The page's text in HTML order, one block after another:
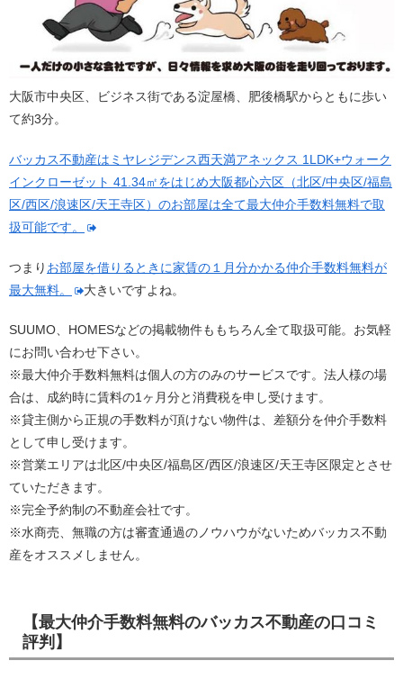
大阪市中央区、ビジネス街である淀屋橋、肥後橋駅からともに歩い
て約3分。
バッカス不動産はミヤレジデンス西天満アネックス 1LDK+ウォーク
インクローゼット 41.34㎡をはじめ大阪都心六区（北区/中央区/福島
区/西区/浪速区/天王寺区）のお部屋は全て最大仲介手数料無料で取
扱可能です。
つまり お部屋を借りるときに家賃の１月分かかる仲介手数料無料が
最大無料。
大きいですよね。
SUUMO、HOMESなどの掲載物件ももちろん全て取扱可能。お気軽
にお問い合わせ下さい。
※最大仲介手数料無料は個人の方のみのサービスです。法人様の場
合は、成約時に賃料の1ヶ月分と消費税を申し受けます。
※貸主側から正規の手数料が頂けない物件は、差額分を仲介手数料
として申し受けます。
※営業エリアは北区/中央区/福島区/西区/浪速区/天王寺区限定とさせ
ていただきます。
※完全予約制の不動産会社です。
※水商売、無職の方は審査通過のノウハウがないためバッカス不動
産をオススメしません。
【最大仲介手数料無料のバッカス不動産の口コミ
評判】